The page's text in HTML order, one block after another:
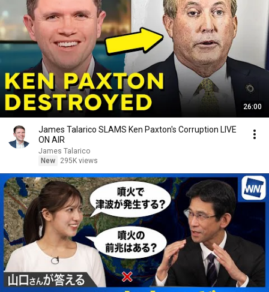
26:00
James Talarico SLAMS Ken Paxton's Corruption LIVE
ON AIR
James Talarico
New
295K views